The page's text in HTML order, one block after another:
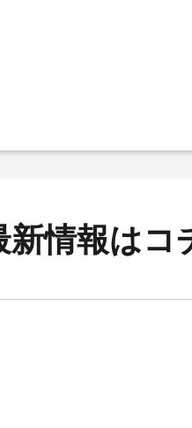
新情報はコ